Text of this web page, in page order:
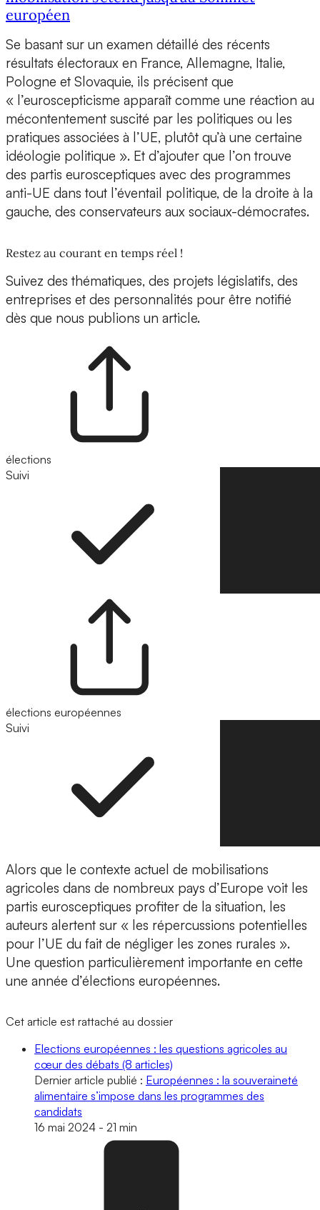
européen
Se basant sur un examen détaillé des récents
résultats électoraux en France, Allemagne, Italie,
Pologne et Slovaquie, ils précisent que
« l’euroscepticisme apparaît comme une réaction au
mécontentement suscité par les politiques ou les
pratiques associées à l’UE, plutôt qu’à une certaine
idéologie politique ». Et d’ajouter que l’on trouve
des partis eurosceptiques avec des programmes
anti-UE dans tout l’éventail politique, de la droite à la
gauche, des conservateurs aux sociaux-démocrates.
Restez au courant en temps réel !
Suivez des thématiques, des projets législatifs, des
entreprises et des personnalités pour être notifié
dès que nous publions un article.
élections
Suivi
élections européennes
Suivi
Alors que le contexte actuel de mobilisations
agricoles dans de nombreux pays d’Europe voit les
partis eurosceptiques profiter de la situation, les
auteurs alertent sur « les répercussions potentielles
pour l’UE du fait de négliger les zones rurales ».
Une question particulièrement importante en cette
une année d’élections européennes.
Cet article est rattaché au dossier
Elections européennes : les questions agricoles au
cœur des débats (8 articles)
Dernier article publié : Européennes : la souveraineté
alimentaire s’impose dans les programmes des
candidats
16 mai 2024 - 21 min